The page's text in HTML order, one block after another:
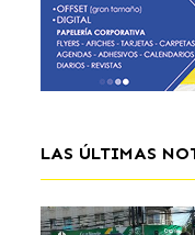
LAS ÚLTIMAS